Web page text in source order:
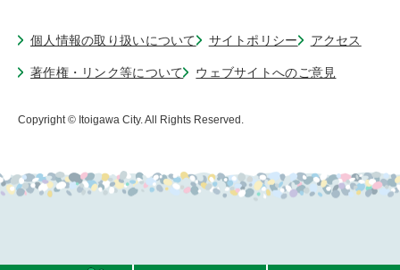
個人情報の取り扱いについて サイトポリシー アクセス
著作権・リンク等について ウェブサイトへのご意見
Copyright © Itoigawa City. All Rights Reserved.